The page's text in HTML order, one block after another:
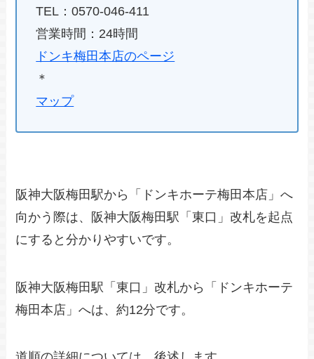
TEL：0570-046-411
営業時間：24時間
ドンキ梅田本店のページ
＊
マップ
阪神大阪梅田駅から「ドンキホーテ梅田本店」へ
向かう際は、阪神大阪梅田駅「東口」改札を起点
にすると分かりやすいです。
阪神大阪梅田駅「東口」改札から「ドンキホーテ
梅田本店」へは、約12分です。